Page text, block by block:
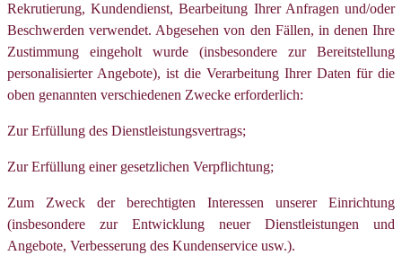
Rekrutierung, Kundendienst, Bearbeitung Ihrer Anfragen und/oder
Beschwerden verwendet. Abgesehen von den Fällen, in denen Ihre
Zustimmung eingeholt wurde (insbesondere zur Bereitstellung
personalisierter Angebote), ist die Verarbeitung Ihrer Daten für die
oben genannten verschiedenen Zwecke erforderlich:
Zur Erfüllung des Dienstleistungsvertrags;
Zur Erfüllung einer gesetzlichen Verpflichtung;
Zum Zweck der berechtigten Interessen unserer Einrichtung
(insbesondere zur Entwicklung neuer Dienstleistungen und
Angebote, Verbesserung des Kundenservice usw.).